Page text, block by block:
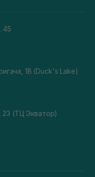
45
1В (Duck's Lake)
23 (ТЦ Экватор)